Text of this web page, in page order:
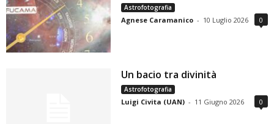
Astrofotografia
Agnese Caramanico - 10 Luglio 2026 0
Un bacio tra divinità
Astrofotografia
Luigi Civita (UAN) - 11 Giugno 2026 0